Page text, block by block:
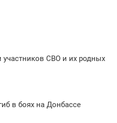
СВО и их родных
в боях на Донбассе